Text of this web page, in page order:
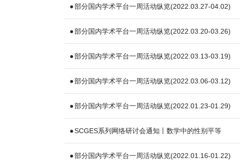
部分国内学术平台一周活动纵览(2022.03.27-04.02)
部分国内学术平台一周活动纵览(2022.03.20-03.26)
部分国内学术平台一周活动纵览(2022.03.13-03.19)
部分国内学术平台一周活动纵览(2022.03.06-03.12)
部分国内学术平台一周活动纵览(2022.01.23-01.29)
SCGES系列网络研讨会通知丨数学中的性别平等
部分国内学术平台一周活动纵览(2022.01.16-01.22)